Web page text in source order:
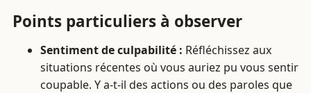
Points particuliers à observer
Sentiment de culpabilité : Réfléchissez aux
situations récentes où vous auriez pu vous sentir
coupable. Y a-t-il des actions ou des paroles que